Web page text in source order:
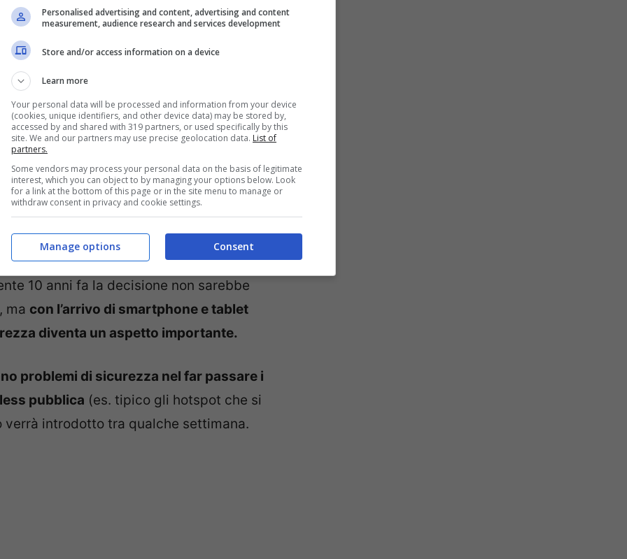
a Google si accorgeranno della
URL: https://www.google.it
da parte di Google perché consente di
10 anni fa la decisione non sarebbe
ma con l’arrivo di smartphone e tablet
diventa un aspetto importante.
problemi di sicurezza nel far passare i
pubblica (es. tipico gli hotspot che si
introdotto tra qualche settimana.
Personalised advertising and content, advertising and content
measurement, audience research and services development
Store and/or access information on a device
Learn more
Your personal data will be processed and information from your device
(cookies, unique identifiers, and other device data) may be stored by,
accessed by and shared with 319 partners, or used specifically by this
site. We and our partners may use precise geolocation data. List of
partners.
Some vendors may process your personal data on the basis of legitimate
interest, which you can object to by managing your options below. Look
for a link at the bottom of this page or in the site menu to manage or
withdraw consent in privacy and cookie settings.
Consent
Manage options